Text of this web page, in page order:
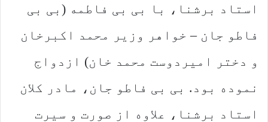
استاد برشنا، با بی بی فاطمه (بی بی
فاطو جان – خواهر وزیر محمد اکبرخان
و دختر امیردوست محمد خان) ازدواج
نموده بود. بی بی فاطو جان، مادر کلان
استاد برشنا، علاوه از صورت و سیرت